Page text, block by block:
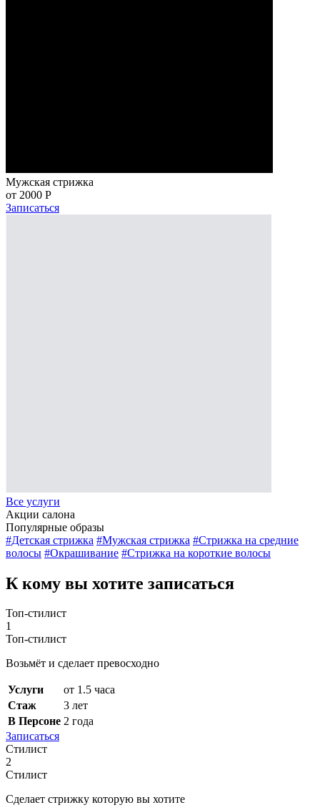
Мужская стрижка
от 2000 Р
Записаться
Все услуги
Акции салона
Популярные образы
#Детская стрижка #Мужская стрижка #Стрижка на средние
волосы #Окрашивание #Стрижка на короткие волосы
К кому вы хотите записаться
Топ-стилист
1
Топ-стилист
Возьмёт и сделает превосходно
Услуги
от 1.5 часа
Стаж
3 лет
В Персоне 2 года
Записаться
Стилист
2
Стилист
Сделает стрижку которую вы хотите